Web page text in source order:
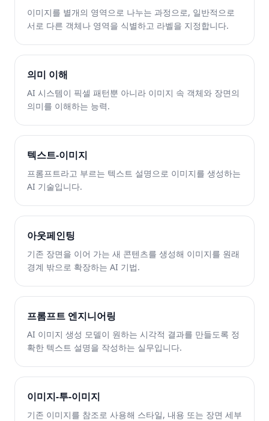
이미지를 별개의 영역으로 나누는 과정으로, 일반적으로
서로 다른 객체나 영역을 식별하고 라벨을 지정합니다.
의미 이해
AI 시스템이 픽셀 패턴뿐 아니라 이미지 속 객체와 장면의
의미를 이해하는 능력.
텍스트-이미지
프롬프트라고 부르는 텍스트 설명으로 이미지를 생성하는
AI 기술입니다.
아웃페인팅
기존 장면을 이어 가는 새 콘텐츠를 생성해 이미지를 원래
경계 밖으로 확장하는 AI 기법.
프롬프트 엔지니어링
AI 이미지 생성 모델이 원하는 시각적 결과를 만들도록 정
확한 텍스트 설명을 작성하는 실무입니다.
이미지-투-이미지
기존 이미지를 참조로 사용해 스타일, 내용 또는 장면 세부